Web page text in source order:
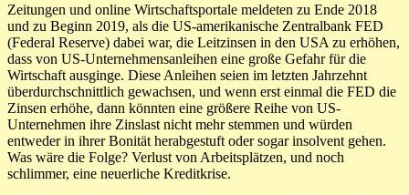
Zeitungen und online Wirtschaftsportale meldeten zu Ende 2018
und zu Beginn 2019, als die US-amerikanische Zentralbank FED
(Federal Reserve) dabei war, die Leitzinsen in den USA zu erhöhen,
dass von US-Unternehmensanleihen eine große Gefahr für die
Wirtschaft ausginge. Diese Anleihen seien im letzten Jahrzehnt
überdurchschnittlich gewachsen, und wenn erst einmal die FED die
Zinsen erhöhe, dann könnten eine größere Reihe von US-
Unternehmen ihre Zinslast nicht mehr stemmen und würden
entweder in ihrer Bonität herabgestuft oder sogar insolvent gehen.
Was wäre die Folge? Verlust von Arbeitsplätzen, und noch
schlimmer, eine neuerliche Kreditkrise.